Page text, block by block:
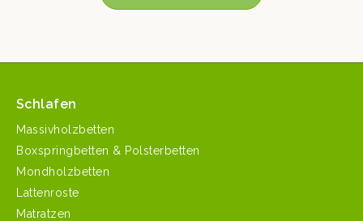
Schlafen
Massivholzbetten
Boxspringbetten & Polsterbetten
Mondholzbetten
Lattenroste
Matratzen